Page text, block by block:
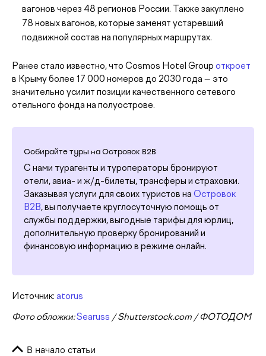
вагонов через 48 регионов России. Также закуплено
78 новых вагонов, которые заменят устаревший
подвижной состав на популярных маршрутах.
Ранее стало известно, что Cosmos Hotel Group откроет
в Крыму более 17 000 номеров до 2030 года — это
значительно усилит позиции качественного сетевого
отельного фонда на полуострове.
Собирайте туры на Островок B2B
С нами турагенты и туроператоры бронируют
отели, авиа- и ж/д-билеты, трансферы и страховки.
Заказывая услуги для своих туристов на Островок
B2B, вы получаете круглосуточную помощь от
службы поддержки, выгодные тарифы для юрлиц,
дополнительную проверку бронирований и
финансовую информацию в режиме онлайн.
Источник: atorus
Фото обложки:Searuss / Shutterstock.com / ФОТОДОМ
В начало статьи